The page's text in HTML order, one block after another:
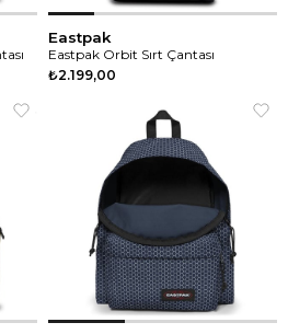
Eastpak
Eastpak Orbit Sırt Çantası
₺2.199,00